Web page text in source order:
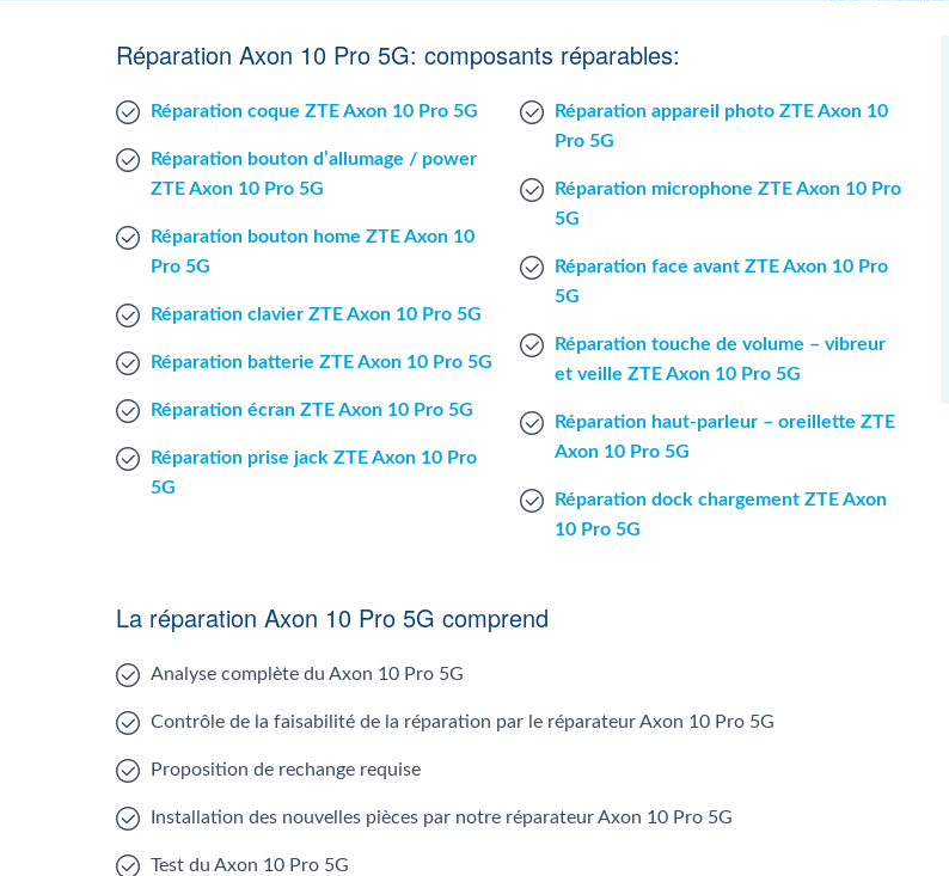
Réparation Axon 10 Pro 5G: composants réparables:
Réparation coque ZTE Axon 10 Pro 5G
Réparation bouton d’allumage / power
ZTE Axon 10 Pro 5G
Réparation bouton home ZTE Axon 10
Pro 5G
Réparation clavier ZTE Axon 10 Pro 5G
Réparation batterie ZTE Axon 10 Pro 5G
Réparation écran ZTE Axon 10 Pro 5G
Réparation prise jack ZTE Axon 10 Pro
5G
Réparation appareil photo ZTE Axon 10
Pro 5G
Réparation microphone ZTE Axon 10 Pro
5G
Réparation face avant ZTE Axon 10 Pro
5G
Réparation touche de volume – vibreur
et veille ZTE Axon 10 Pro 5G
Réparation haut-parleur – oreillette ZTE
Axon 10 Pro 5G
Réparation dock chargement ZTE Axon
10 Pro 5G
La réparation Axon 10 Pro 5G comprend
Analyse complète du Axon 10 Pro 5G
Contrôle de la faisabilité de la réparation par le réparateur Axon 10 Pro 5G
Proposition de rechange requise
Installation des nouvelles pièces par notre réparateur Axon 10 Pro 5G
Test du Axon 10 Pro 5G